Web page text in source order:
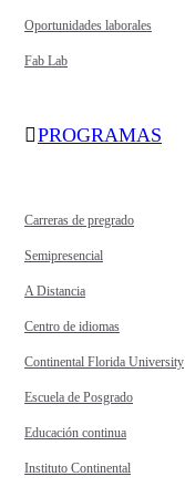
Oportunidades laborales
Fab Lab
PROGRAMAS
Carreras de pregrado
Semipresencial
A Distancia
Centro de idiomas
Continental Florida University
Escuela de Posgrado
Educación continua
Instituto Continental